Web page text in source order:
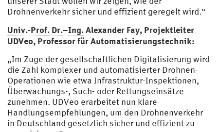
Drohnenverkehr sicher und effizient geregelt wird.“
Univ.-Prof. Dr.–Ing.Alexander Fay, Projektleiter
UDVeo, Professor für Automatisierungstechnik:
„Im Zuge der gesellschaftlichen Digitalisierung wird
die Zahl komplexer und automatisierter Drohnen-
Operationen wie etwa Infrastruktur-Inspektionen,
Überwachungs-, Such- oder Rettungseinsätze
zunehmen. UDVeo erarbeitet nun klare
Handlungsempfehlungen, um den Drohnenverkehr
in Deutschland gesetzlich sicher und effizient zu